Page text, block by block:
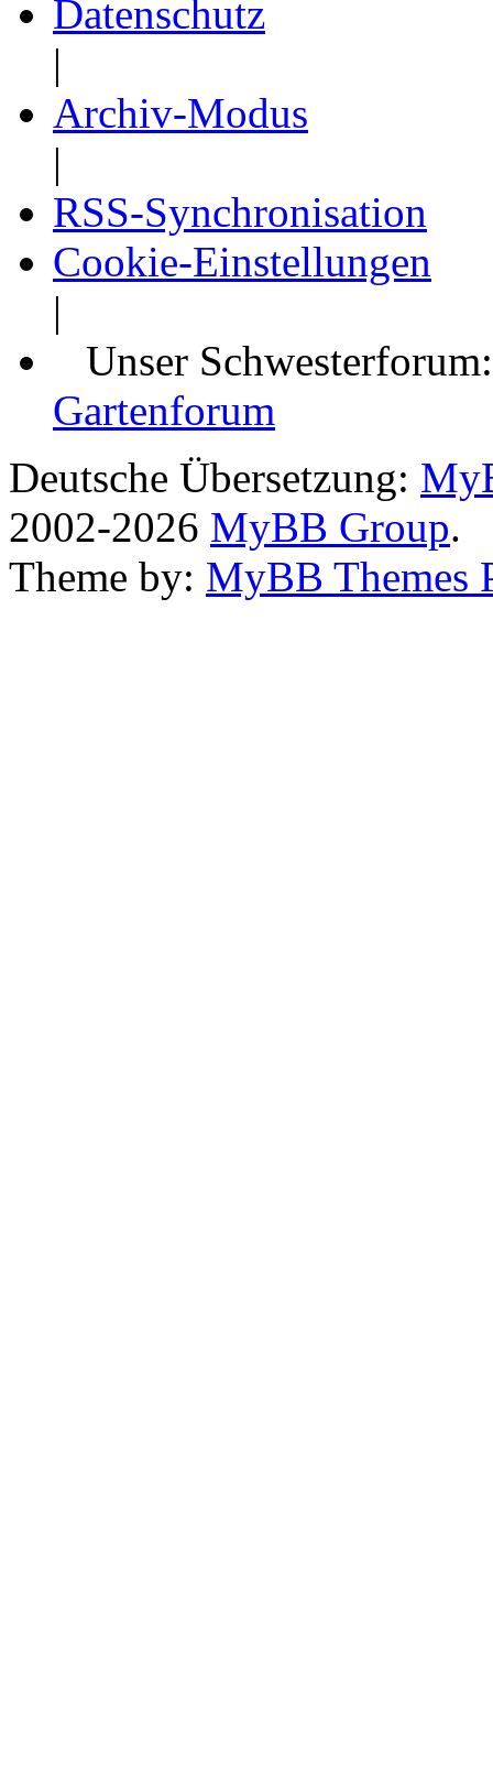
Datenschutz
|
Archiv-Modus
|
RSS-Synchronisation
Cookie-Einstellungen
|
Unser
Gartenforum
Deutsche Übersetzung:
2002-2026 MyBB Group.
Theme by: MyBB Themes